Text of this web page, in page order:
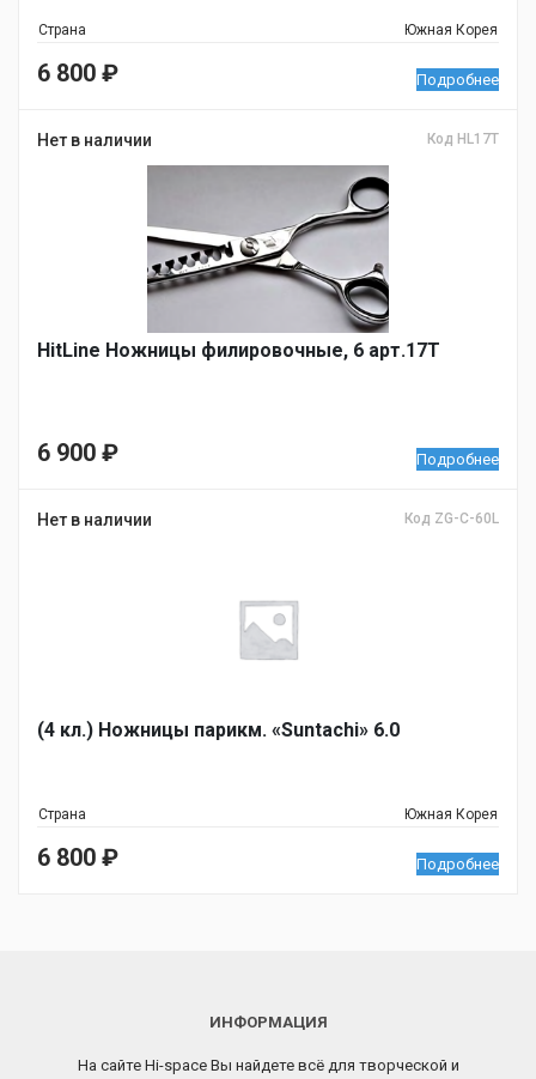
Страна Южная Корея
6 800 ₽ Подробнее
Нет в наличии Код HL17T
HitLine Ножницы филировочные, 6 арт.17T
6 900 ₽ Подробнее
Нет в наличии Код ZG-C-60L
(4 кл.) Ножницы парикм. «Suntachi» 6.0
Страна Южная Корея
6 800 ₽ Подробнее
ИНФОРМАЦИЯ
На сайте Hi-space Вы найдете всё для творческой и